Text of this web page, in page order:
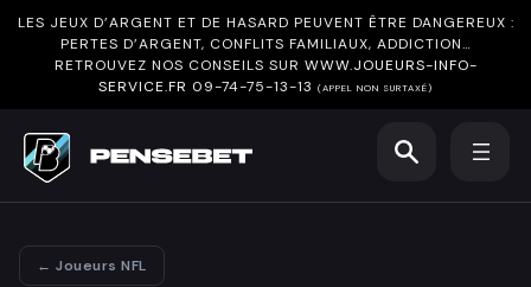
LES JEUX D’ARGENT ET DE HASARD PEUVENT ÊTRE DANGEREUX :
PERTES D’ARGENT, CONFLITS FAMILIAUX, ADDICTION…
RETROUVEZ NOS CONSEILS SUR WWW.JOUEURS-INFO-
SERVICE.FR 09-74-75-13-13 (APPEL NON SURTAXÉ)
← Joueurs NFL